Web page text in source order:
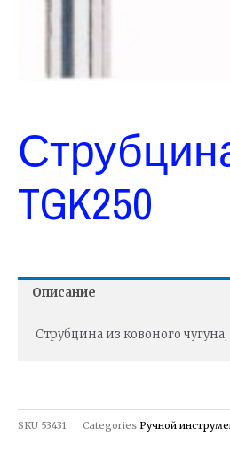
TGK250
Описание
Струбцина из ковоного
SKU 53431 Categories Ручной